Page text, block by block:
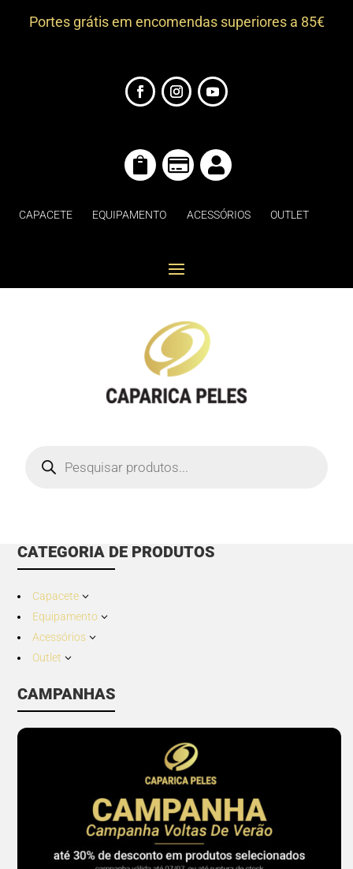
Portes grátis em encomendas superiores a 85€
  
CAPACETE EQUIPAMENTO ACESSÓRIOS OUTLET
search
CATEGORIA DE PRODUTOS
Capacete 3
Equipamento 3
Acessórios 3
Outlet 3
CAMPANHAS